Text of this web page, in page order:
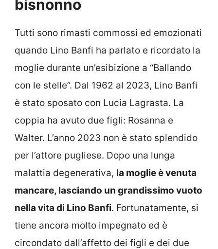
bisnonno
Tutti sono rimasti commossi ed emozionati
quando Lino Banfi ha parlato e ricordato la
moglie durante un’esibizione a “Ballando
con le stelle”. Dal 1962 al 2023, Lino Banfi
è stato sposato con Lucia Lagrasta. La
coppia ha avuto due figli: Rosanna e
Walter. L’anno 2023 non è stato splendido
per l’attore pugliese. Dopo una lunga
malattia degenerativa, la moglie è venuta
mancare, lasciando un grandissimo vuoto
nella vita di Lino Banfi. Fortunatamente, si
tiene ancora molto impegnato ed è
circondato dall’affetto dei figli e dei due